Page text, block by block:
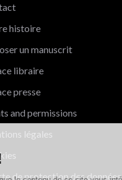
!
histoire
un manuscrit
libraire
presse
and permissions
légales
de protection des données